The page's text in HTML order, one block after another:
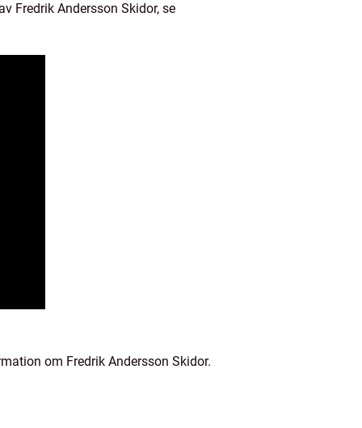
Fredrik Andersson Skidor, se
om Fredrik Andersson Skidor.